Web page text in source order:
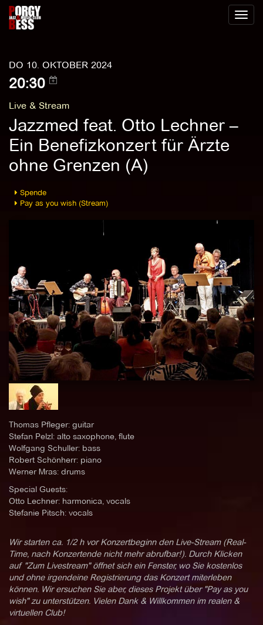
Toggle
DO 10. OKTOBER 2024
20:30
Live & Stream
Jazzmed feat. Otto Lechner –
Ein Benefizkonzert für Ärzte
ohne Grenzen (A)
Spende
Pay as you wish (Stream)
Thomas Pfleger: guitar
Stefan Pelzl: alto saxophone, flute
Wolfgang Schuller: bass
Robert Schönherr: piano
Werner Mras: drums
Special Guests:
Otto Lechner: harmonica, vocals
Stefanie Pitsch: vocals
Wir starten ca. 1/2 h vor Konzertbeginn den Live-Stream (Real-
Time, nach Konzertende nicht mehr abrufbar!). Durch Klicken
auf "Zum Livestream" öffnet sich ein Fenster, wo Sie kostenlos
und ohne irgendeine Registrierung das Konzert miterleben
können. Wir ersuchen Sie aber, dieses Projekt über "Pay as you
wish" zu unterstützen. Vielen Dank & Willkommen im realen &
virtuellen Club!